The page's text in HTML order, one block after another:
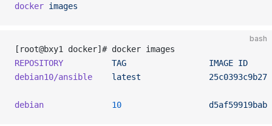
docker images
bash
[root@bxy1 docker]# docker images
REPOSITORY
          TAG
                 IMAGE
ID
debian10/ansible
    latest
              25c0393c9b27
debian
              10
                  d5af59919bab